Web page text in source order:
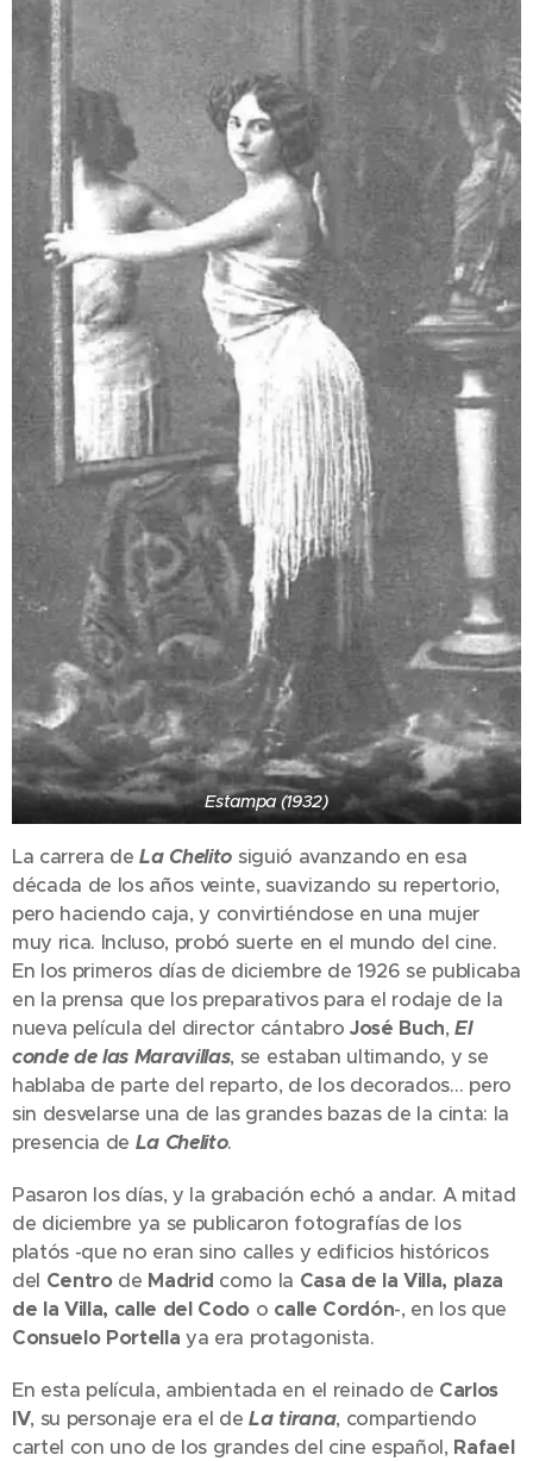
Estampa (1932)
La carrera deLa Chelito siguió avanzando en esa
década de los años veinte, suavizando su repertorio,
pero haciendo caja, y convirtiéndose en una mujer
muy rica. Incluso, probó suerte en el mundo del cine.
En los primeros días de diciembre de 1926 se publicaba
en la prensa que los preparativos para el rodaje de la
nueva película del director cántabro José Buch,El
conde de las Maravillas, se estaban ultimando, y se
hablaba de parte del reparto, de los decorados… pero
sin desvelarse una de las grandes bazas de la cinta: la
presencia de La Chelito.
Pasaron los días, y la grabación echó a andar. A mitad
de diciembre ya se publicaron fotografías de los
platós -que no eran sino calles y edificios históricos
del Centrode Madrid como la Casa de la Villa, plaza
de la Villa, calle del Codo o calle Cordón-, en los que
Consuelo Portellaya era protagonista.
En esta película, ambientada en el reinado de Carlos
IV, su personaje era el deLa tirana, compartiendo
cartel con uno de los grandes del cine español, Rafael